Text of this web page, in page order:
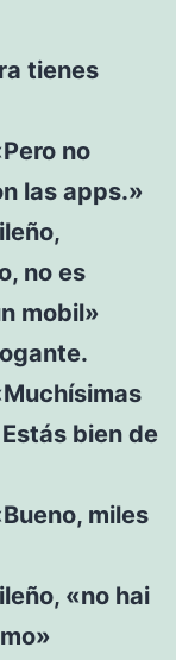
tienes
no
las apps.»
no es
mobil»
bien de
miles
«no hai